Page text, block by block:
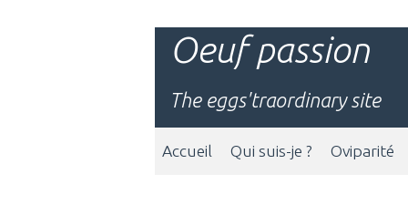
Oeuf passion
The eggs'traordinary site
Accueil Qui suis-je ? Oviparité